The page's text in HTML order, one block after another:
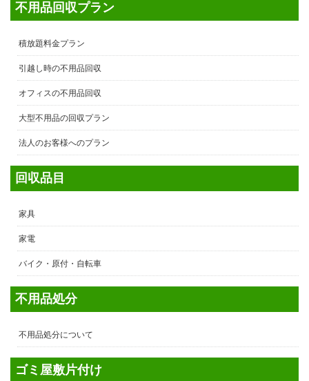
不用品回収プラン
積放題料金プラン
引越し時の不用品回収
オフィスの不用品回収
大型不用品の回収プラン
法人のお客様へのプラン
回収品目
家具
家電
バイク・原付・自転車
不用品処分
不用品処分について
ゴミ屋敷片付け